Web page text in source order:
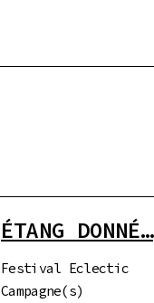
ÉTANG DONNÉ…
Festival Eclectic
Campagne(s)